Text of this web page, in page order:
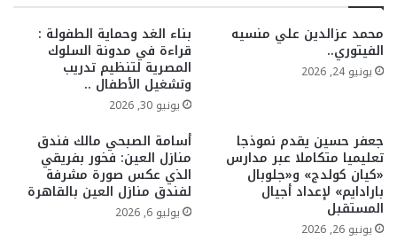
محمد عزالدين علي منسيه
الفيتوري..
يونيو 24, 2026
بناء الغد وحماية الطفولة :
قراءة في مدونة السلوك
المصرية لتنظيم تدريب
وتشغيل الأطفال ..
يونيو 30, 2026
جعفر حسين يقدم نموذجا
تعليميا متكاملا عبر مدارس
«كيان كولدج» و«جلوبال
بارادايم» لإعداد أجيال
المستقبل
يونيو 26, 2026
أسامة الصبحي مالك فندق
منازل العين: فخور بفريقي
الذي عكس صورة مشرفة
لفندق منازل العين بالقاهرة
يوليو 6, 2026